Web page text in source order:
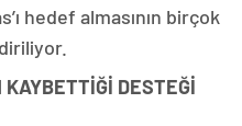
hedef almasının birçok
DESTEĞİ